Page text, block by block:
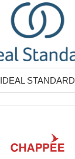
IDEAL STANDARD